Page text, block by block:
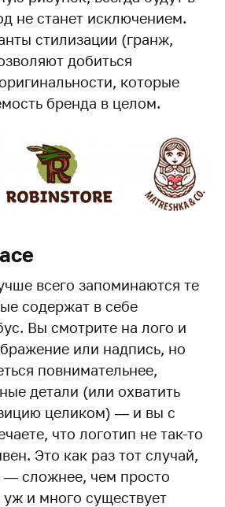
не станет исключением.
стилизации (гранж,
добиться
которые
бренда в целом.
всего запоминаются те
содержат в себе
Вы смотрите на лого и
или надпись, но
повнимательнее,
детали (или охватить
целиком) — и вы с
что логотип не так-то
Это как раз тот случай,
— сложнее, чем просто
уж и много существует